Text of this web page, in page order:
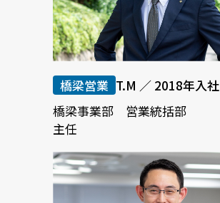
橋梁営業 T.M ／ 2018年入社
橋梁事業部 営業統括部
主任